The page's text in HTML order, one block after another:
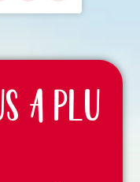
A PLU